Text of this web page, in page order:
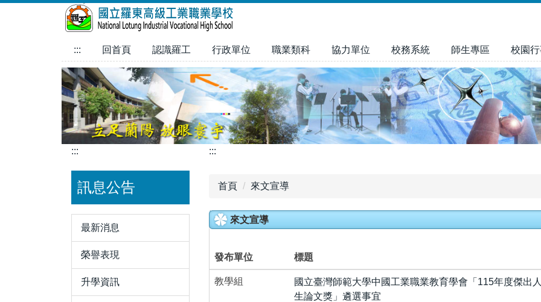
::: 回首頁 認識羅工 行政單位 職業類科 協力單位 校務系統 師生專區 校園
:::
訊息公告
最新消息
榮譽表現
升學資訊
:::
首頁 來文宣導
來文宣導
發布單位 標題
教學組
國立臺灣師範大學中國工業職業教育學會「115年度傑出
生論文獎」遴選事宜